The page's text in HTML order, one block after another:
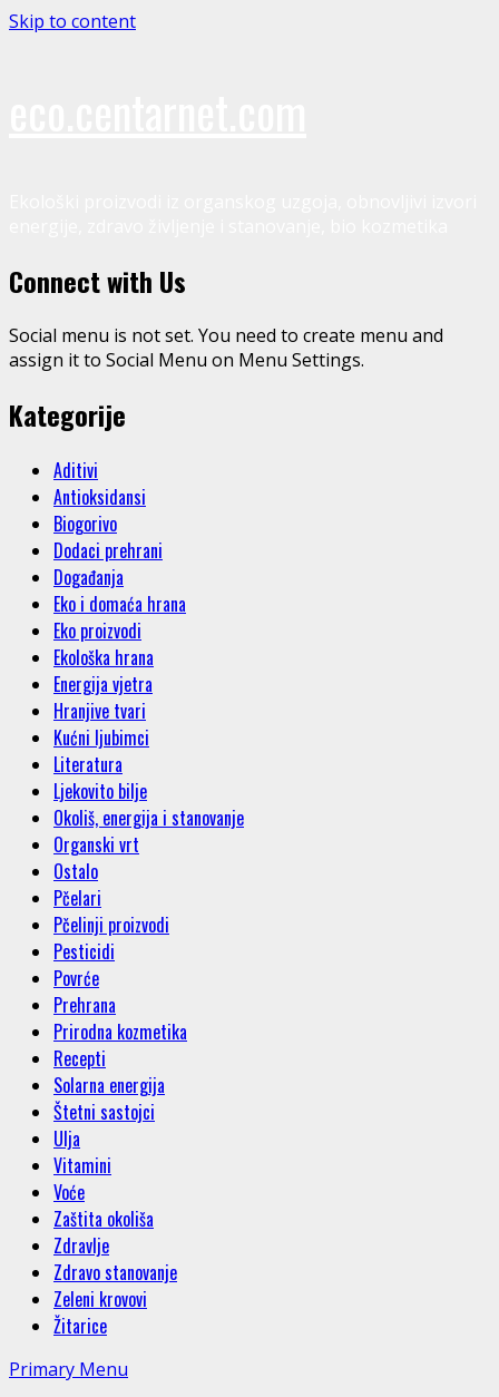
Skip to content
Connect with Us
Social menu is not set. You need to create menu and
assign it to Social Menu on Menu Settings.
Kategorije
Aditivi
Antioksidansi
Biogorivo
Dodaci prehrani
Događanja
Eko i domaća hrana
Eko proizvodi
Ekološka hrana
Energija vjetra
Hranjive tvari
Kućni ljubimci
Literatura
Ljekovito bilje
Okoliš, energija i stanovanje
Organski vrt
Ostalo
Pčelari
Pčelinji proizvodi
Pesticidi
Povrće
Prehrana
Prirodna kozmetika
Recepti
Solarna energija
Štetni sastojci
Ulja
Vitamini
Voće
Zaštita okoliša
Zdravlje
Zdravo stanovanje
Zeleni krovovi
Žitarice
Primary Menu